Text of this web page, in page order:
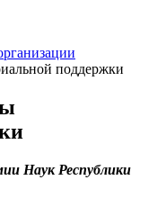
поддержки
Наук Республики